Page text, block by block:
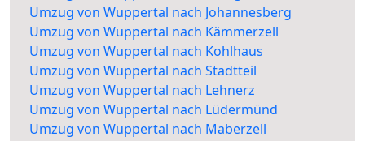
Umzug von Wuppertal nach Johannesberg
Umzug von Wuppertal nach Kämmerzell
Umzug von Wuppertal nach Kohlhaus
Umzug von Wuppertal nach Stadtteil
Umzug von Wuppertal nach Lehnerz
Umzug von Wuppertal nach Lüdermünd
Umzug von Wuppertal nach Maberzell